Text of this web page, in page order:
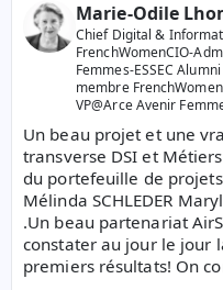
Marie-Odile
Chief Digital &
FrenchWomenCIO-
Femmes-ESSEC
membre
VP@Arce Avenir
Un beau projet et une
transverse DSI et
du portefeuille de
Mélinda SCHLEDER
.Un beau partenariat
constater au jour le jour
premiers résultats! On